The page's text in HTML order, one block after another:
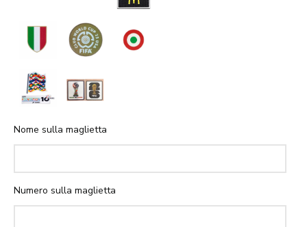
Nome sulla maglietta
Numero sulla maglietta